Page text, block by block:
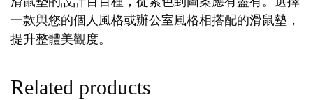
一款與您的個人風格或辦公室風格相搭配的滑鼠墊，
提升整體美觀度。
Related products